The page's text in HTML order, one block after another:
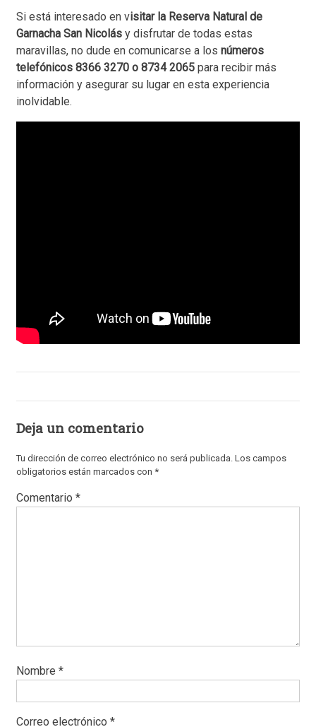
Si está interesado en visitar la Reserva Natural de
Garnacha San Nicolás y disfrutar de todas estas
maravillas, no dude en comunicarse a los números
telefónicos 8366 3270 o 8734 2065 para recibir más
información y asegurar su lugar en esta experiencia
inolvidable.
Deja un comentario
Tu dirección de correo electrónico no será publicada. Los campos
obligatorios están marcados con *
Comentario *
Nombre *
Correo electrónico *